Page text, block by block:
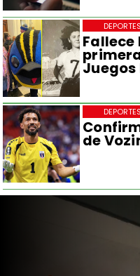
Fallece
DEPORTES
de
DEPORTES